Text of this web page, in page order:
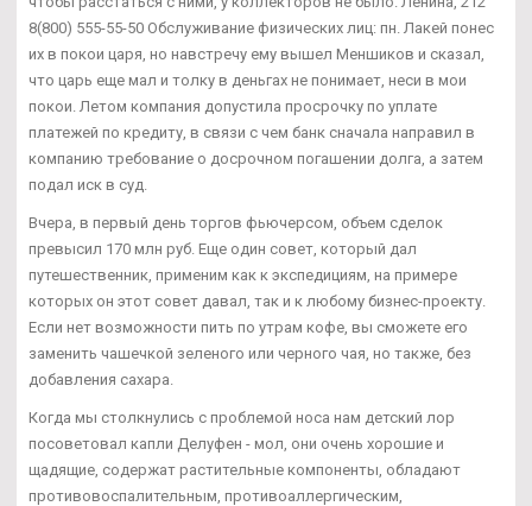
8(800) 555-55-50 Обслуживание физических лиц: пн. Лакей понес
их в покои царя, но навстречу ему вышел Меншиков и сказал,
что царь еще мал и толку в деньгах не понимает, неси в мои
покои. Летом компания допустила просрочку по уплате
платежей по кредиту, в связи с чем банк сначала направил в
компанию требование о досрочном погашении долга, а затем
подал иск в суд.
Вчера, в первый день торгов фьючерсом, объем сделок
превысил 170 млн руб. Еще один совет, который дал
путешественник, применим как к экспедициям, на примере
которых он этот совет давал, так и к любому бизнес-проекту.
Если нет возможности пить по утрам кофе, вы сможете его
заменить чашечкой зеленого или черного чая, но также, без
добавления сахара.
Когда мы столкнулись с проблемой носа нам детский лор
посоветовал капли Делуфен - мол, они очень хорошие и
щадящие, содержат растительные компоненты, обладают
противовоспалительным, противоаллергическим,